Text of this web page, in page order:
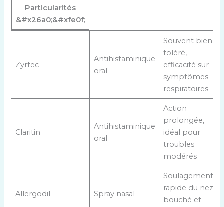
Particularités
&#x26a0;&#xfe0f;
Zyrtec
Antihistaminique
oral
Souvent bien
toléré,
efficacité sur
symptômes
respiratoires
Claritin
Antihistaminique
oral
Action
prolongée,
idéal pour
troubles
modérés
Allergodil Spray nasal
Soulagement
rapide du nez
bouché et